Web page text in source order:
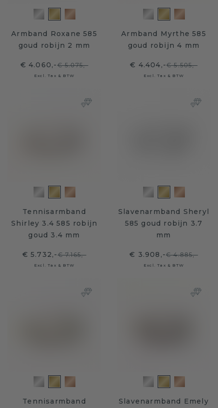
Armband Roxane 585
goud robijn 2 mm
€ 4.060,-€ 5.075,-
Excl. Tax & BTW
Armband Myrthe 585
goud robijn 4 mm
€ 4.404,-€ 5.505,-
Excl. Tax & BTW
Tennisarmband
Shirley 3.4 585 robijn
goud 3.4 mm
€ 5.732,-€ 7.165,-
Excl. Tax & BTW
Slavenarmband Sheryl
585 goud robijn 3.7
mm
€ 3.908,-€ 4.885,-
Excl. Tax & BTW
Tennisarmband
Slavenarmband Emely